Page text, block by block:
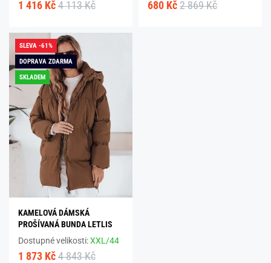
1 416 Kč 4 113 Kč 680 Kč 2 869 Kč
SLEVA -61%
DOPRAVA ZDARMA
SKLADEM
KAMELOVÁ DÁMSKÁ
PROŠÍVANÁ BUNDA LETLIS
Dostupné velikosti:XXL/44
1 873 Kč 4 843 Kč